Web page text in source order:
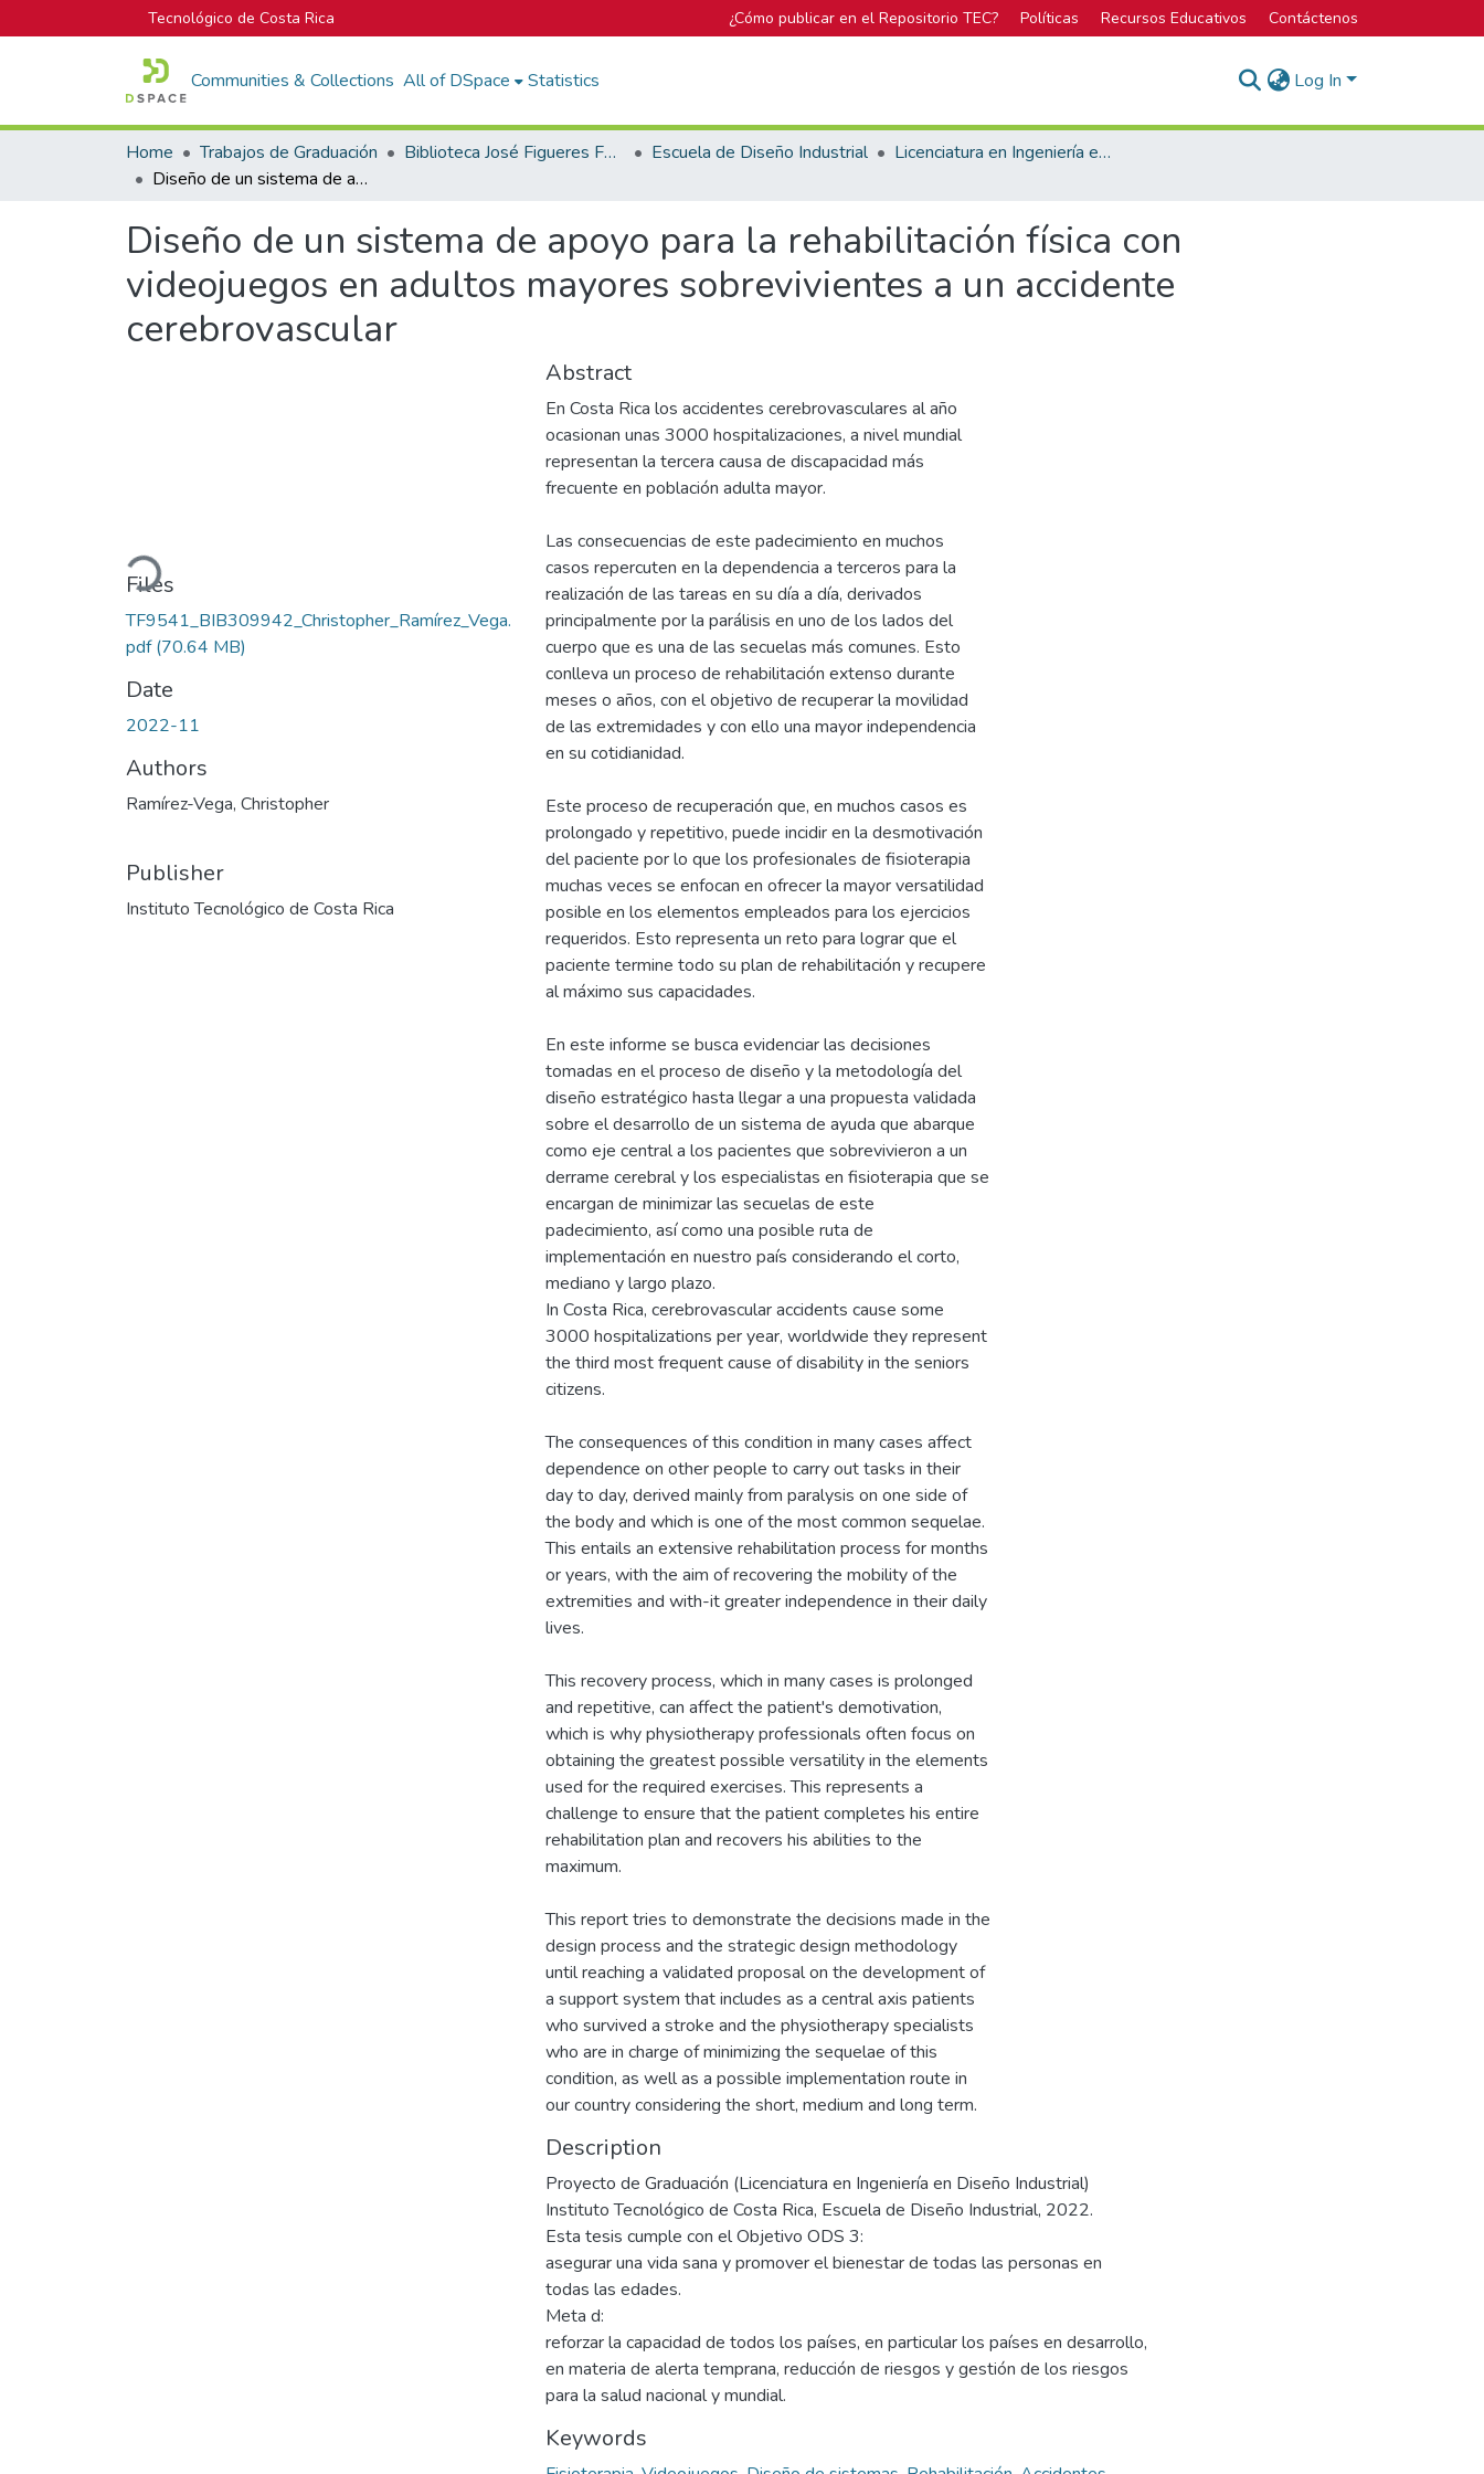
Tecnológico de Costa Rica ¿Cómo publicar en el Repositorio TEC? Políticas Recursos Educativos Contáctenos
Communities & Collections All of DSpace Statistics Log In
Home Trabajos de Graduación Biblioteca José Figueres Ferrer Escuela de Diseño Industrial
Licenciatura en Ingeniería en Diseño Industrial
Diseño de un sistema de apoyo para la rehabilitación física con videojuegos en adultos mayores sobrevivientes a un accidente cerebrovascular
Diseño de un sistema de apoyo para la rehabilitación física con
videojuegos en adultos mayores sobrevivientes a un accidente
cerebrovascular
Loading...
Files
TF9541_BIB309942_Christopher_Ramírez_Vega.
pdf(70.64 MB)
Date
2022-11
Authors
Ramírez-Vega, Christopher
Publisher
Instituto Tecnológico de Costa Rica
Abstract
En Costa Rica los accidentes cerebrovasculares al año
ocasionan unas 3000 hospitalizaciones, a nivel mundial
representan la tercera causa de discapacidad más
frecuente en población adulta mayor.
Las consecuencias de este padecimiento en muchos
casos repercuten en la dependencia a terceros para la
realización de las tareas en su día a día, derivados
principalmente por la parálisis en uno de los lados del
cuerpo que es una de las secuelas más comunes. Esto
conlleva un proceso de rehabilitación extenso durante
meses o años, con el objetivo de recuperar la movilidad
de las extremidades y con ello una mayor independencia
en su cotidianidad.
Este proceso de recuperación que, en muchos casos es
prolongado y repetitivo, puede incidir en la desmotivación
del paciente por lo que los profesionales de fisioterapia
muchas veces se enfocan en ofrecer la mayor versatilidad
posible en los elementos empleados para los ejercicios
requeridos. Esto representa un reto para lograr que el
paciente termine todo su plan de rehabilitación y recupere
al máximo sus capacidades.
En este informe se busca evidenciar las decisiones
tomadas en el proceso de diseño y la metodología del
diseño estratégico hasta llegar a una propuesta validada
sobre el desarrollo de un sistema de ayuda que abarque
como eje central a los pacientes que sobrevivieron a un
derrame cerebral y los especialistas en fisioterapia que se
encargan de minimizar las secuelas de este
padecimiento, así como una posible ruta de
implementación en nuestro país considerando el corto,
mediano y largo plazo.
In Costa Rica, cerebrovascular accidents cause some
3000 hospitalizations per year, worldwide they represent
the third most frequent cause of disability in the seniors
citizens.
The consequences of this condition in many cases affect
dependence on other people to carry out tasks in their
day to day, derived mainly from paralysis on one side of
the body and which is one of the most common sequelae.
This entails an extensive rehabilitation process for months
or years, with the aim of recovering the mobility of the
extremities and with-it greater independence in their daily
lives.
This recovery process, which in many cases is prolonged
and repetitive, can affect the patient's demotivation,
which is why physiotherapy professionals often focus on
obtaining the greatest possible versatility in the elements
used for the required exercises. This represents a
challenge to ensure that the patient completes his entire
rehabilitation plan and recovers his abilities to the
maximum.
This report tries to demonstrate the decisions made in the
design process and the strategic design methodology
until reaching a validated proposal on the development of
a support system that includes as a central axis patients
who survived a stroke and the physiotherapy specialists
who are in charge of minimizing the sequelae of this
condition, as well as a possible implementation route in
our country considering the short, medium and long term.
Description
Proyecto de Graduación (Licenciatura en Ingeniería en Diseño Industrial)
Instituto Tecnológico de Costa Rica, Escuela de Diseño Industrial, 2022.
Esta tesis cumple con el Objetivo ODS 3:
asegurar una vida sana y promover el bienestar de todas las personas en
todas las edades.
Meta d:
reforzar la capacidad de todos los países, en particular los países en desarrollo,
en materia de alerta temprana, reducción de riesgos y gestión de los riesgos
para la salud nacional y mundial.
Keywords